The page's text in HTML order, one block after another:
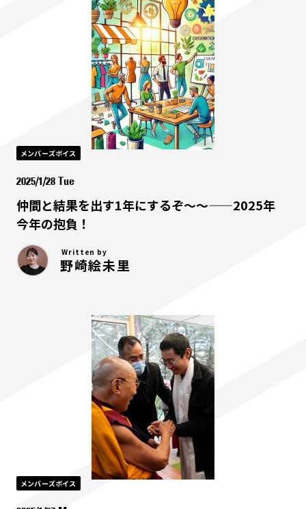
メンバーズボイス
2025/1/28 Tue
仲間と結果を出す1年にするぞ〜〜——2025年
今年の抱負！
Written by
野崎絵未里
メンバーズボイス